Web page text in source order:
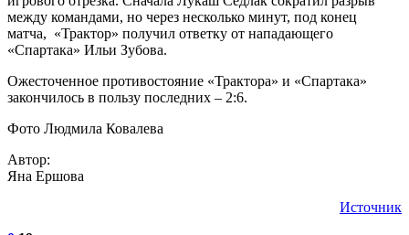
между командами, но через несколько минут, под конец
матча, «Трактор» получил ответку от нападающего
«Спартака» Ильи Зубова.
Ожесточенное противостояние «Трактора» и «Спартака»
закончилось в пользу последних – 2:6.
Фото Людмила Ковалева
Автор:
Яна Ершова
Источник